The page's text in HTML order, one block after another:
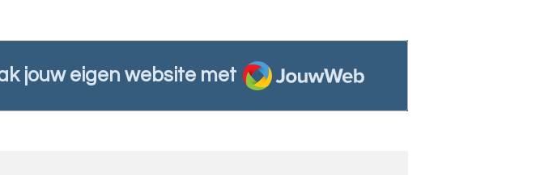
jouw eigen website met
JouwWeb